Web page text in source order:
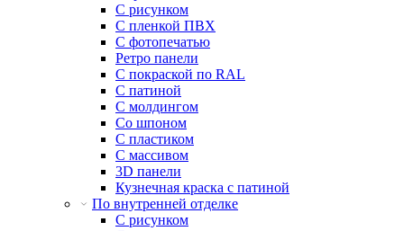
С рисунком
С пленкой ПВХ
С фотопечатью
Ретро панели
С покраской по RAL
С патиной
С молдингом
Со шпоном
С пластиком
С массивом
3D панели
Кузнечная краска с патиной
По внутренней отделке
С рисунком